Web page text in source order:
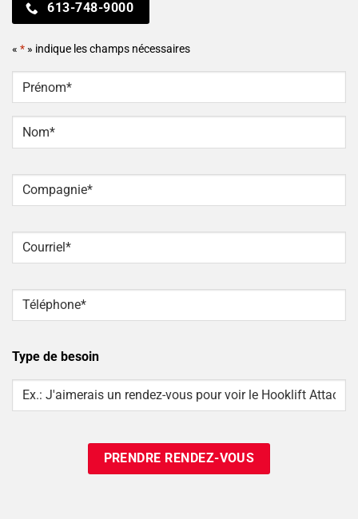
613-748-9000
« * » indique les champs nécessaires
NOM
Prénom
Compagnie
Courriel *
Téléphone
Type de besoin
Type